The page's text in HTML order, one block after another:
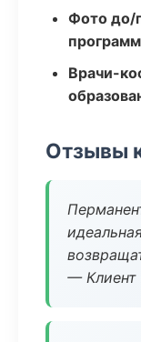
Фото до/
Врачи-
Отзывы
— Клиент